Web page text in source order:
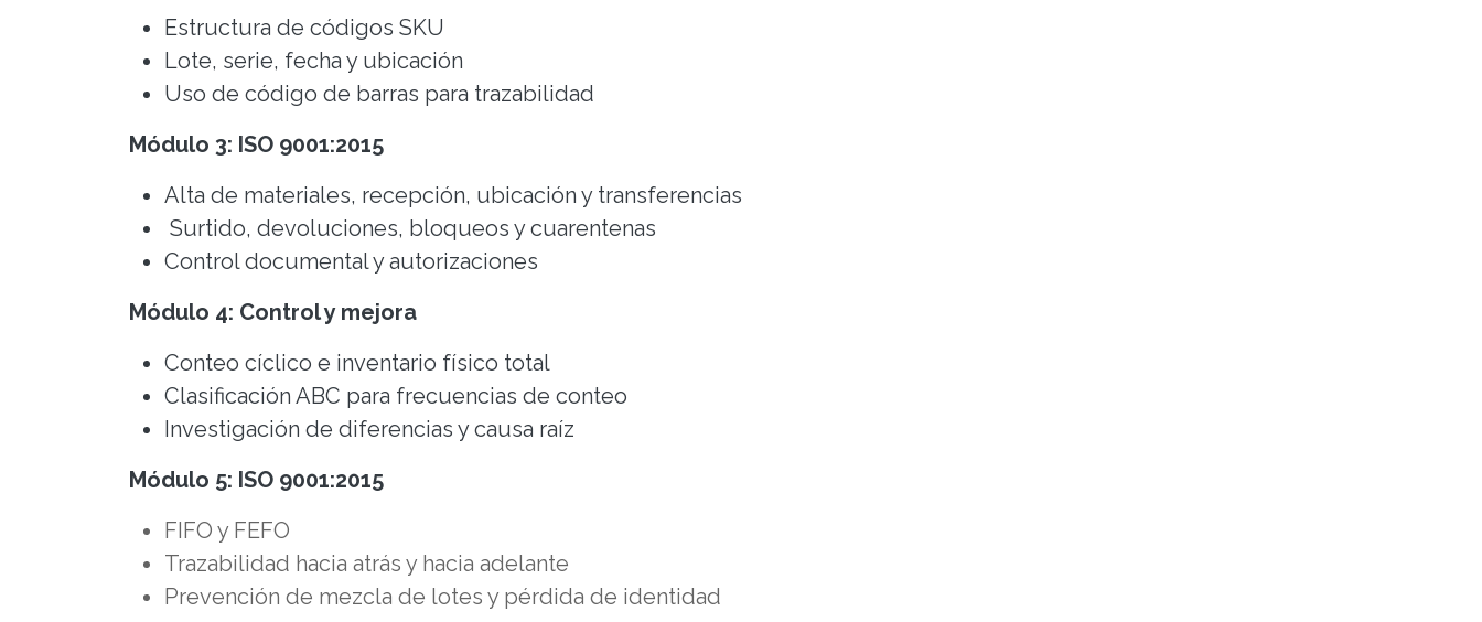
Estructura de códigos SKU
Lote, serie, fecha y ubicación
Uso de código de barras para trazabilidad
Módulo 3: ISO 9001:2015
Alta de materiales, recepción, ubicación y transferencias
Surtido, devoluciones, bloqueos y cuarentenas
Control documental y autorizaciones
Módulo 4: Control y mejora
Conteo cíclico e inventario físico total
Clasificación ABC para frecuencias de conteo
Investigación de diferencias y causa raíz
Módulo 5: ISO 9001:2015
FIFO y FEFO
Trazabilidad hacia atrás y hacia adelante
Prevención de mezcla de lotes y pérdida de identidad